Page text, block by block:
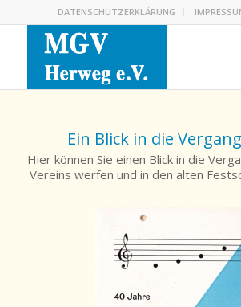
DATENSCHUTZERKLÄRUNG
Ein Blick in die
Hier können Sie einen Blick in die
Vereins werfen und in den alten